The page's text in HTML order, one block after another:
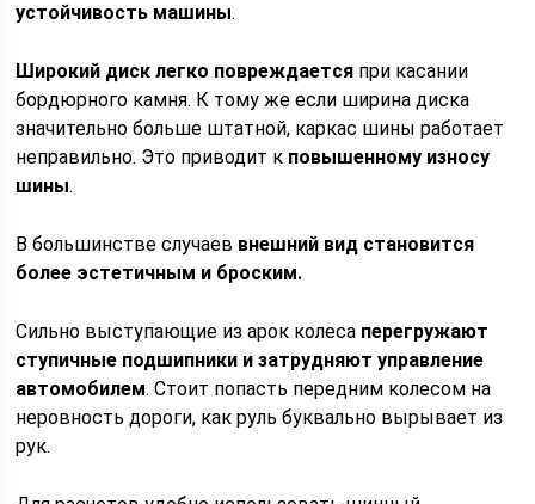
устойчивость машины.
Широкий диск легко повреждается при касании
бордюрного камня. К тому же если ширина диска
значительно больше штатной, каркас шины работает
неправильно. Это приводит к повышенному износу
шины.
В большинстве случаев внешний вид становится
более эстетичным и броским.
Сильно выступающие из арок колеса перегружают
ступичные подшипники и затрудняют управление
автомобилем. Стоит попасть передним колесом на
неровность дороги, как руль буквально вырывает из
рук.